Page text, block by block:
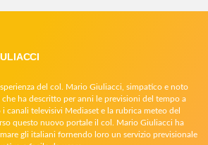
del col. Mario Giuliacci, simpatico e noto
ha descritto per anni le previsioni del tempo a
canali televisivi Mediaset e la rubrica meteo del
questo nuovo portale il col. Mario Giuliacci ha
gli italiani fornendo loro un servizio previsionale